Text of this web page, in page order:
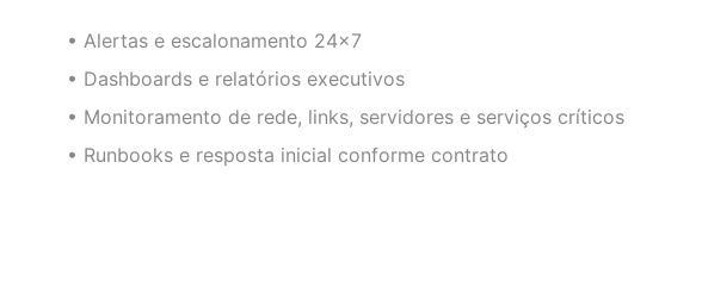
• Alertas e escalonamento 24×7
• Dashboards e relatórios executivos
• Monitoramento de rede, links, servidores e serviços críticos
• Runbooks e resposta inicial conforme contrato